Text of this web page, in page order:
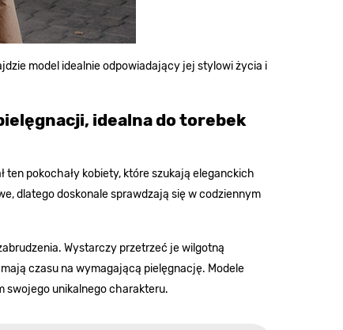
model idealnie odpowiadający jej stylowi życia i
idealna do torebek
pokochały kobiety, które szukają eleganckich
dlatego doskonale sprawdzają się w codziennym
Wystarczy przetrzeć je wilgotną
czasu na wymagającą pielęgnację. Modele
swojego unikalnego charakteru.